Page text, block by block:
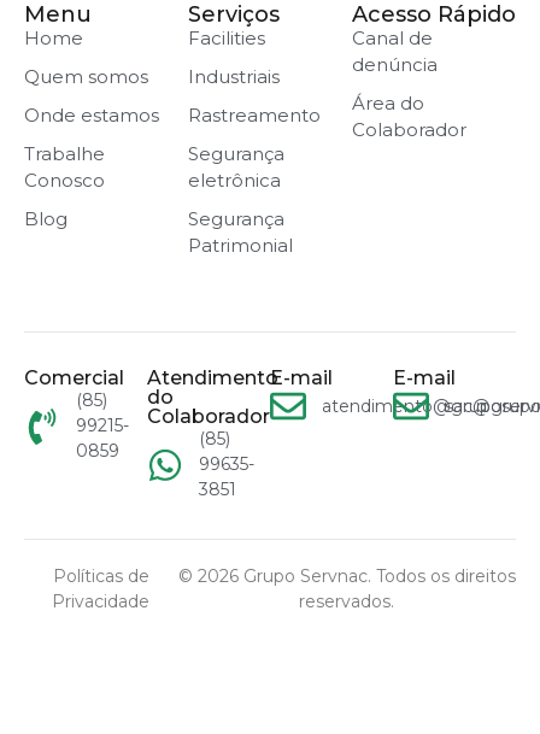
Menu
Home
Quem somos
Onde estamos
Trabalhe
Conosco
Blog
Serviços
Facilities
Industriais
Rastreamento
Segurança
eletrônica
Segurança
Patrimonial
Acesso Rápido
Canal de
denúncia
Área do
Colaborador
Comercial
(85)
99215-
0859
Atendimento
do
Colaborador
(85)
99635-
3851
E-mail E-mail
© 2026 Grupo Servnac. Todos os direitos
reservados.
Políticas de
Privacidade